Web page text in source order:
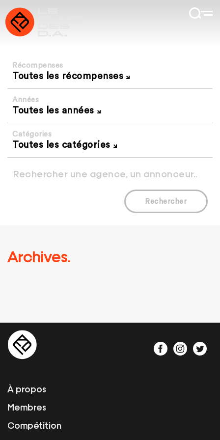
Récompenses
Toutes les récompenses
Années
Toutes les années
Catégories
Toutes les catégories
Rechercher
Archives.
À propos
Membres
Compétition